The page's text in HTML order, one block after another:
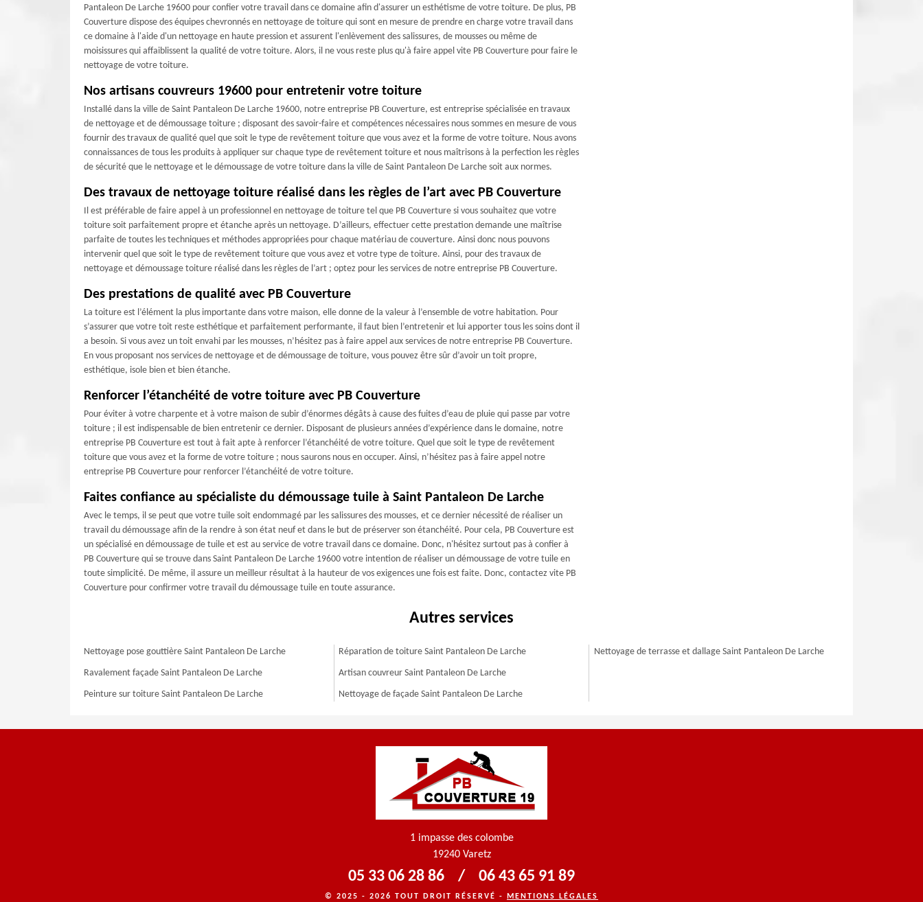
Pantaleon De Larche 19600 pour confier votre travail dans ce domaine afin d'assurer un esthétisme de votre toiture. De plus, PB
Couverture dispose des équipes chevronnés en nettoyage de toiture qui sont en mesure de prendre en charge votre travail dans
ce domaine à l'aide d'un nettoyage en haute pression et assurent l'enlèvement des salissures, de mousses ou même de
moisissures qui affaiblissent la qualité de votre toiture. Alors, il ne vous reste plus qu'à faire appel vite PB Couverture pour faire le
nettoyage de votre toiture.
Nos artisans couvreurs 19600 pour entretenir votre toiture
Installé dans la ville de Saint Pantaleon De Larche 19600, notre entreprise PB Couverture, est entreprise spécialisée en travaux
de nettoyage et de démoussage toiture ; disposant des savoir-faire et compétences nécessaires nous sommes en mesure de vous
fournir des travaux de qualité quel que soit le type de revêtement toiture que vous avez et la forme de votre toiture. Nous avons
connaissances de tous les produits à appliquer sur chaque type de revêtement toiture et nous maîtrisons à la perfection les règles
de sécurité que le nettoyage et le démoussage de votre toiture dans la ville de Saint Pantaleon De Larche soit aux normes.
Des travaux de nettoyage toiture réalisé dans les règles de l’art avec PB Couverture
Il est préférable de faire appel à un professionnel en nettoyage de toiture tel que PB Couverture si vous souhaitez que votre
toiture soit parfaitement propre et étanche après un nettoyage. D’ailleurs, effectuer cette prestation demande une maîtrise
parfaite de toutes les techniques et méthodes appropriées pour chaque matériau de couverture. Ainsi donc nous pouvons
intervenir quel que soit le type de revêtement toiture que vous avez et votre type de toiture. Ainsi, pour des travaux de
nettoyage et démoussage toiture réalisé dans les règles de l’art ; optez pour les services de notre entreprise PB Couverture.
Des prestations de qualité avec PB Couverture
La toiture est l’élément la plus importante dans votre maison, elle donne de la valeur à l’ensemble de votre habitation. Pour
s’assurer que votre toit reste esthétique et parfaitement performante, il faut bien l’entretenir et lui apporter tous les soins dont il
a besoin. Si vous avez un toit envahi par les mousses, n’hésitez pas à faire appel aux services de notre entreprise PB Couverture.
En vous proposant nos services de nettoyage et de démoussage de toiture, vous pouvez être sûr d’avoir un toit propre,
esthétique, isole bien et bien étanche.
Renforcer l’étanchéité de votre toiture avec PB Couverture
Pour éviter à votre charpente et à votre maison de subir d’énormes dégâts à cause des fuites d’eau de pluie qui passe par votre
toiture ; il est indispensable de bien entretenir ce dernier. Disposant de plusieurs années d’expérience dans le domaine, notre
entreprise PB Couverture est tout à fait apte à renforcer l’étanchéité de votre toiture. Quel que soit le type de revêtement
toiture que vous avez et la forme de votre toiture ; nous saurons nous en occuper. Ainsi, n’hésitez pas à faire appel notre
entreprise PB Couverture pour renforcer l’étanchéité de votre toiture.
Faites confiance au spécialiste du démoussage tuile à Saint Pantaleon De Larche
Avec le temps, il se peut que votre tuile soit endommagé par les salissures des mousses, et ce dernier nécessité de réaliser un
travail du démoussage afin de la rendre à son état neuf et dans le but de préserver son étanchéité. Pour cela, PB Couverture est
un spécialisé en démoussage de tuile et est au service de votre travail dans ce domaine. Donc, n'hésitez surtout pas à confier à
PB Couverture qui se trouve dans Saint Pantaleon De Larche 19600 votre intention de réaliser un démoussage de votre tuile en
toute simplicité. De même, il assure un meilleur résultat à la hauteur de vos exigences une fois est faite. Donc, contactez vite PB
Couverture pour confirmer votre travail du démoussage tuile en toute assurance.
Autres services
Nettoyage pose gouttière Saint Pantaleon De Larche
Ravalement façade Saint Pantaleon De Larche
Peinture sur toiture Saint Pantaleon De Larche
Réparation de toiture Saint Pantaleon De Larche
Artisan couvreur Saint Pantaleon De Larche
Nettoyage de façade Saint Pantaleon De Larche
Nettoyage de terrasse et dallage Saint Pantaleon De Larche
1 impasse des colombe
19240 Varetz
05 33 06 28 86 / 06 43 65 91 89
© 2025 - 2026 TOUT DROIT RÉSERVÉ - MENTIONS LÉGALES